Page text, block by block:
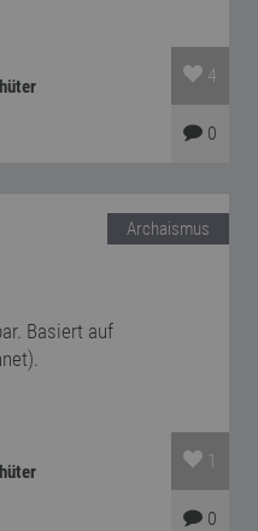
4
0
Archaismus
Basiert auf
1
0